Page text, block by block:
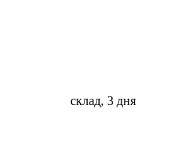
склад, 3 дня